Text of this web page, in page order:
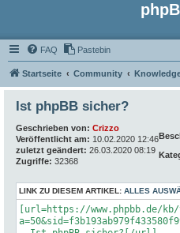
FAQ Pastebin
Startseite Community
Ist phpBB sicher?
Geschrieben von: Crizzo
Veröffentlicht am: 10.02.2020 12:46
zuletzt geändert: 26.03.2020 08:19
Zugriffe: 32368
LINK ZU DIESEM ARTIKEL: ALLES
[url=https://www.phpbb.de/